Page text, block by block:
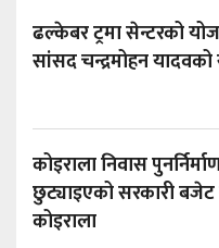
ढल्केबर ट्रमा सेन्टरको
सांसद चन्द्रमोहन यादवको
कोइराला निवास
छुट्याइएको सरकारी
कोइराला